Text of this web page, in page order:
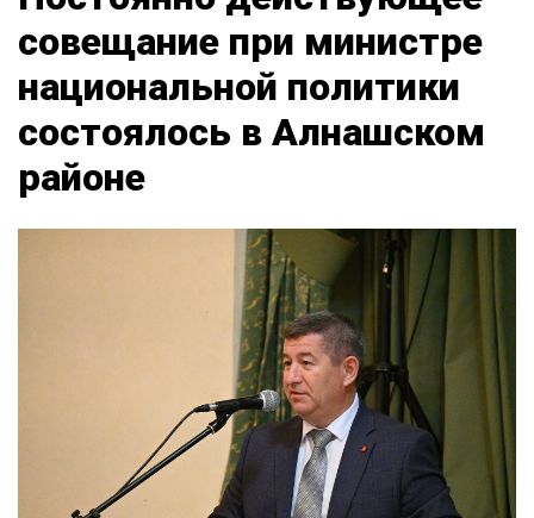
совещание при министре
национальной политики
состоялось в Алнашском
районе